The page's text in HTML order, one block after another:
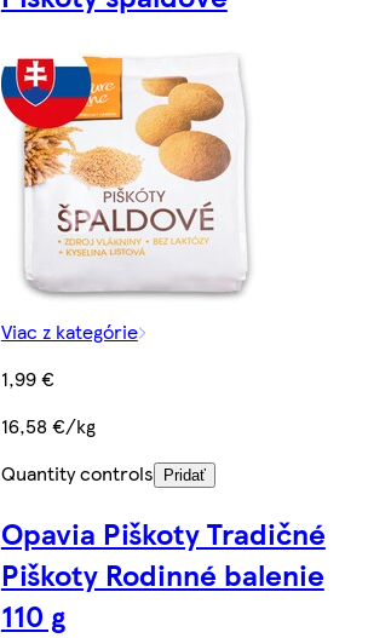
Viac z kategórie
1,99 €
16,58 €/kg
Quantity controls
Pridať
Opavia Piškoty Tradičné
Piškoty Rodinné balenie
110 g